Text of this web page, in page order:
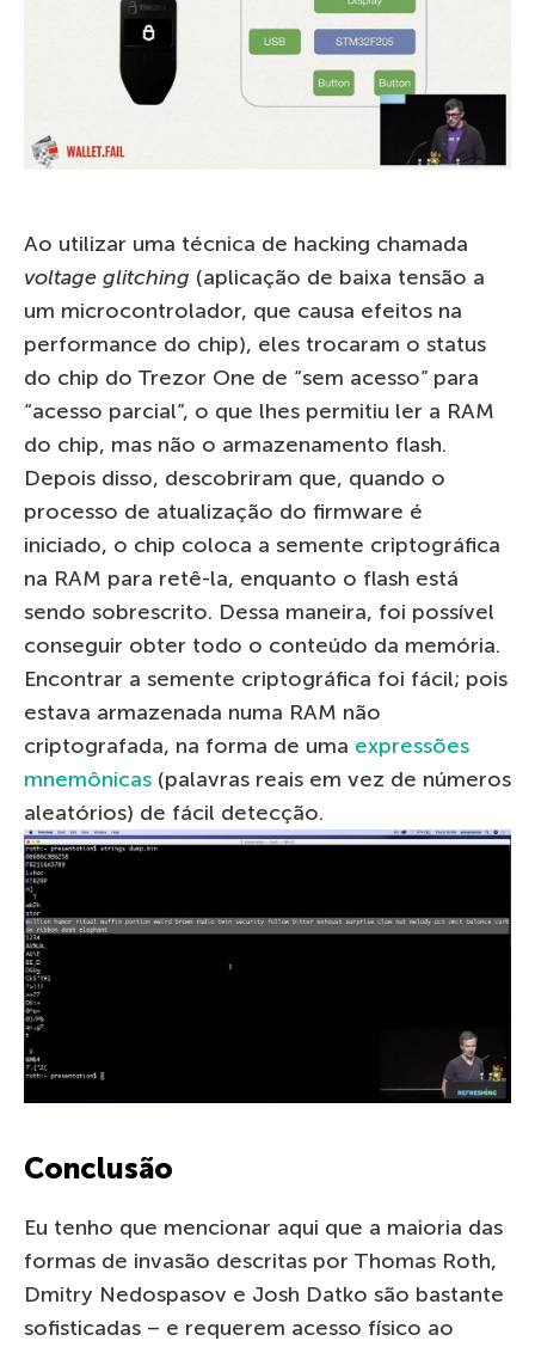
Ao utilizar uma técnica de hacking chamada
voltage glitching (aplicação de baixa tensão a
um microcontrolador, que causa efeitos na
performance do chip), eles trocaram o status
do chip do Trezor One de “sem acesso” para
“acesso parcial”, o que lhes permitiu ler a RAM
do chip, mas não o armazenamento flash.
Depois disso, descobriram que, quando o
processo de atualização do firmware é
iniciado, o chip coloca a semente criptográfica
na RAM para retê-la, enquanto o flash está
sendo sobrescrito. Dessa maneira, foi possível
conseguir obter todo o conteúdo da memória.
Encontrar a semente criptográfica foi fácil; pois
estava armazenada numa RAM não
criptografada, na forma de uma expressões
mnemônicas (palavras reais em vez de números
aleatórios) de fácil detecção.
Conclusão
Eu tenho que mencionar aqui que a maioria das
formas de invasão descritas por Thomas Roth,
Dmitry Nedospasov e Josh Datko são bastante
sofisticadas – e requerem acesso físico ao